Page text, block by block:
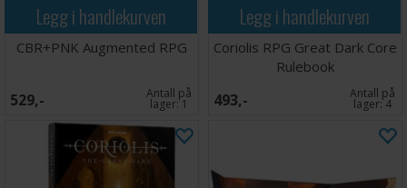
Legg i handlekurven
CBR+PNK Augmented RPG
529,- Antall på
lager:1
Legg i handlekurven
Coriolis RPG Great Dark Core
Rulebook
493,- Antall på
lager:4